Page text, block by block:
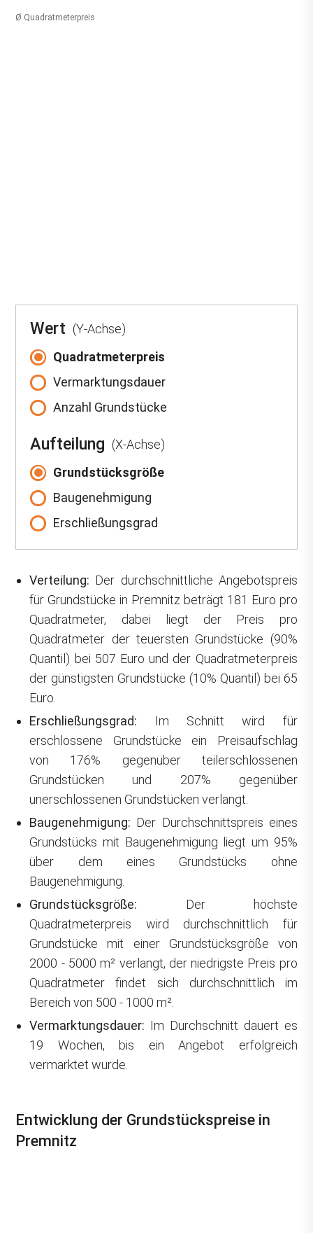
Ø Quadratmeterpreis
Wert (Y-Achse)
Quadratmeterpreis
Vermarktungsdauer
Anzahl Grundstücke
Aufteilung (X-Achse)
Grundstücksgröße
Baugenehmigung
Erschließungsgrad
Verteilung: Der durchschnittliche Angebotspreis
für Grundstücke in Premnitz beträgt 181 Euro pro
Quadratmeter, dabei liegt der Preis pro
Quadratmeter der teuersten Grundstücke (90%
Quantil) bei 507 Euro und der Quadratmeterpreis
der günstigsten Grundstücke (10% Quantil) bei 65
Euro.
Erschließungsgrad: Im Schnitt wird für
erschlossene Grundstücke ein Preisaufschlag
von 176% gegenüber teilerschlossenen
Grundstücken und 207% gegenüber
unerschlossenen Grundstücken verlangt.
Baugenehmigung: Der Durchschnittspreis eines
Grundstücks mit Baugenehmigung liegt um 95%
über dem eines Grundstücks ohne
Baugenehmigung.
Grundstücksgröße: Der höchste
Quadratmeterpreis wird durchschnittlich für
Grundstücke mit einer Grundstücksgröße von
2000 - 5000 m² verlangt, der niedrigste Preis pro
Quadratmeter findet sich durchschnittlich im
Bereich von 500 - 1000 m².
Vermarktungsdauer: Im Durchschnitt dauert es
19 Wochen, bis ein Angebot erfolgreich
vermarktet wurde.
Entwicklung der Grundstückspreise in
Premnitz